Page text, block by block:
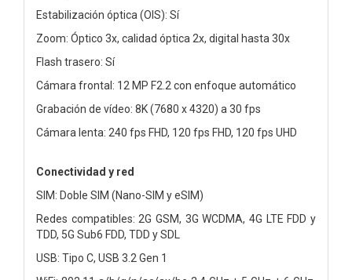
Estabilización óptica (OIS): Sí
Zoom: Óptico 3x, calidad óptica 2x, digital hasta 30x
Flash trasero: Sí
Cámara frontal: 12 MP F2.2 con enfoque automático
Grabación de vídeo: 8K (7680 x 4320) a 30 fps
Cámara lenta: 240 fps FHD, 120 fps FHD, 120 fps UHD
Conectividad y red
SIM: Doble SIM (Nano-SIM y eSIM)
Redes compatibles: 2G GSM, 3G WCDMA, 4G LTE FDD y
TDD, 5G Sub6 FDD, TDD y SDL
USB: Tipo C, USB 3.2 Gen 1